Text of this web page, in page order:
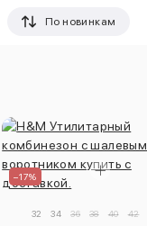
По новинкам
–17%
32 34 36 38 40 42